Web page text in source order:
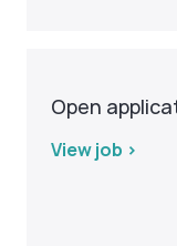
Open
View job >